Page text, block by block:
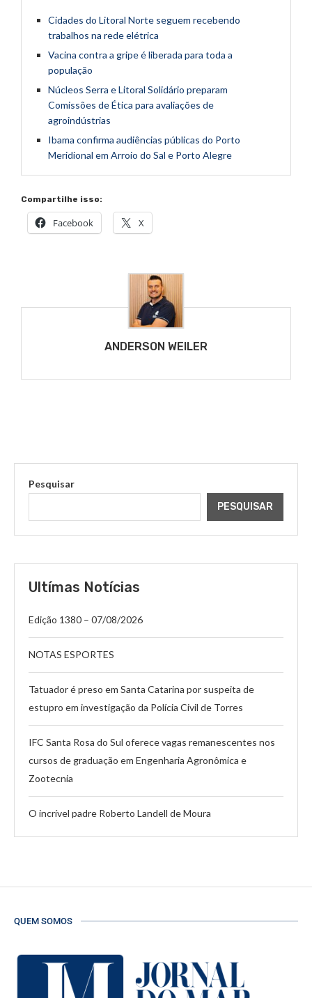
Cidades do Litoral Norte seguem recebendo
trabalhos na rede elétrica
Vacina contra a gripe é liberada para toda a
população
Núcleos Serra e Litoral Solidário preparam
Comissões de Ética para avaliações de
agroindústrias
Ibama confirma audiências públicas do Porto
Meridional em Arroio do Sal e Porto Alegre
Compartilhe isso:
Facebook X
ANDERSON WEILER
Pesquisar
PESQUISAR
Ultímas Notícias
Edição 1380 – 07/08/2026
NOTAS ESPORTES
Tatuador é preso em Santa Catarina por suspeita de
estupro em investigação da Polícia Civil de Torres
IFC Santa Rosa do Sul oferece vagas remanescentes nos
cursos de graduação em Engenharia Agronômica e
Zootecnia
O incrível padre Roberto Landell de Moura
QUEM SOMOS